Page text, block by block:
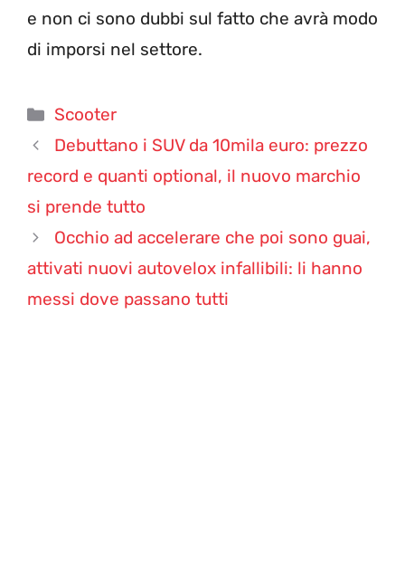
e non ci sono dubbi sul fatto che avrà modo
di imporsi nel settore.
Categorie
Scooter
Debuttano i SUV da 10mila euro: prezzo
record e quanti optional, il nuovo marchio
si prende tutto
Occhio ad accelerare che poi sono guai,
attivati nuovi autovelox infallibili: li hanno
messi dove passano tutti